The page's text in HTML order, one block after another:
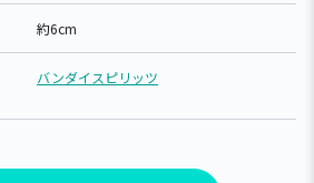
約6cm
バンダイスピリッツ